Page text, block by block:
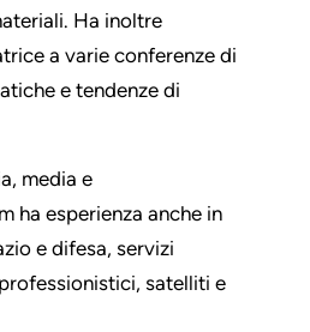
Ha inoltre
a varie conferenze di
e tendenze di
media e
ha esperienza anche in
e difesa, servizi
satelliti e